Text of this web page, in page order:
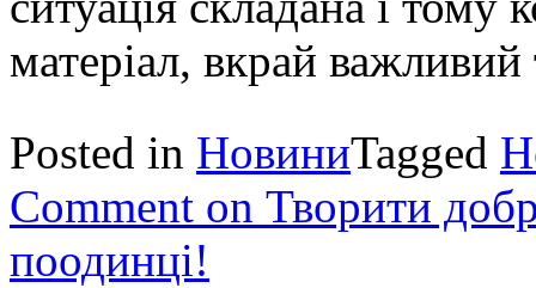
матеріал, вкрай важливий
Posted in НовиниTagged
Comment on Творити
поодинці!